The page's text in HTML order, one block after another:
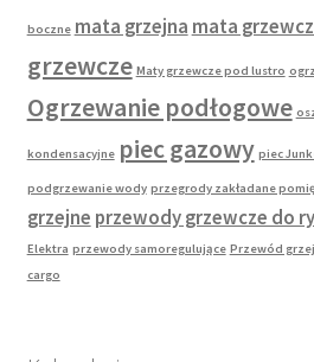
boczne mata grzejna mata
grzewcze Maty grzewcze pod lustro
Ogrzewanie podłogowe
kondensacyjne piec gazowy piec
podgrzewanie wody przegrody zakładane
grzejne przewody grzewcze do
Elektra przewody samoregulujące Przewód
cargo